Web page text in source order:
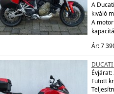
A
kiváló
A
Ár: 7
Évjárat:
Futott